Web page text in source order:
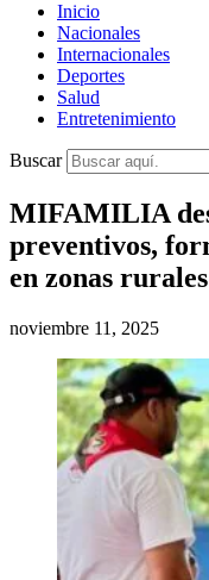
Inicio
Nacionales
Internacionales
Deportes
Salud
Entretenimiento
Buscar
MIFAMILIA
preventivos,
en zonas
noviembre 11, 2025